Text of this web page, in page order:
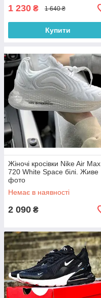
1 230 ₴ 1 640 ₴
Купити
Жіночі кросівки Nike Air Max
720 White Space білі. Живе
фото
Немає в наявності
2 090 ₴